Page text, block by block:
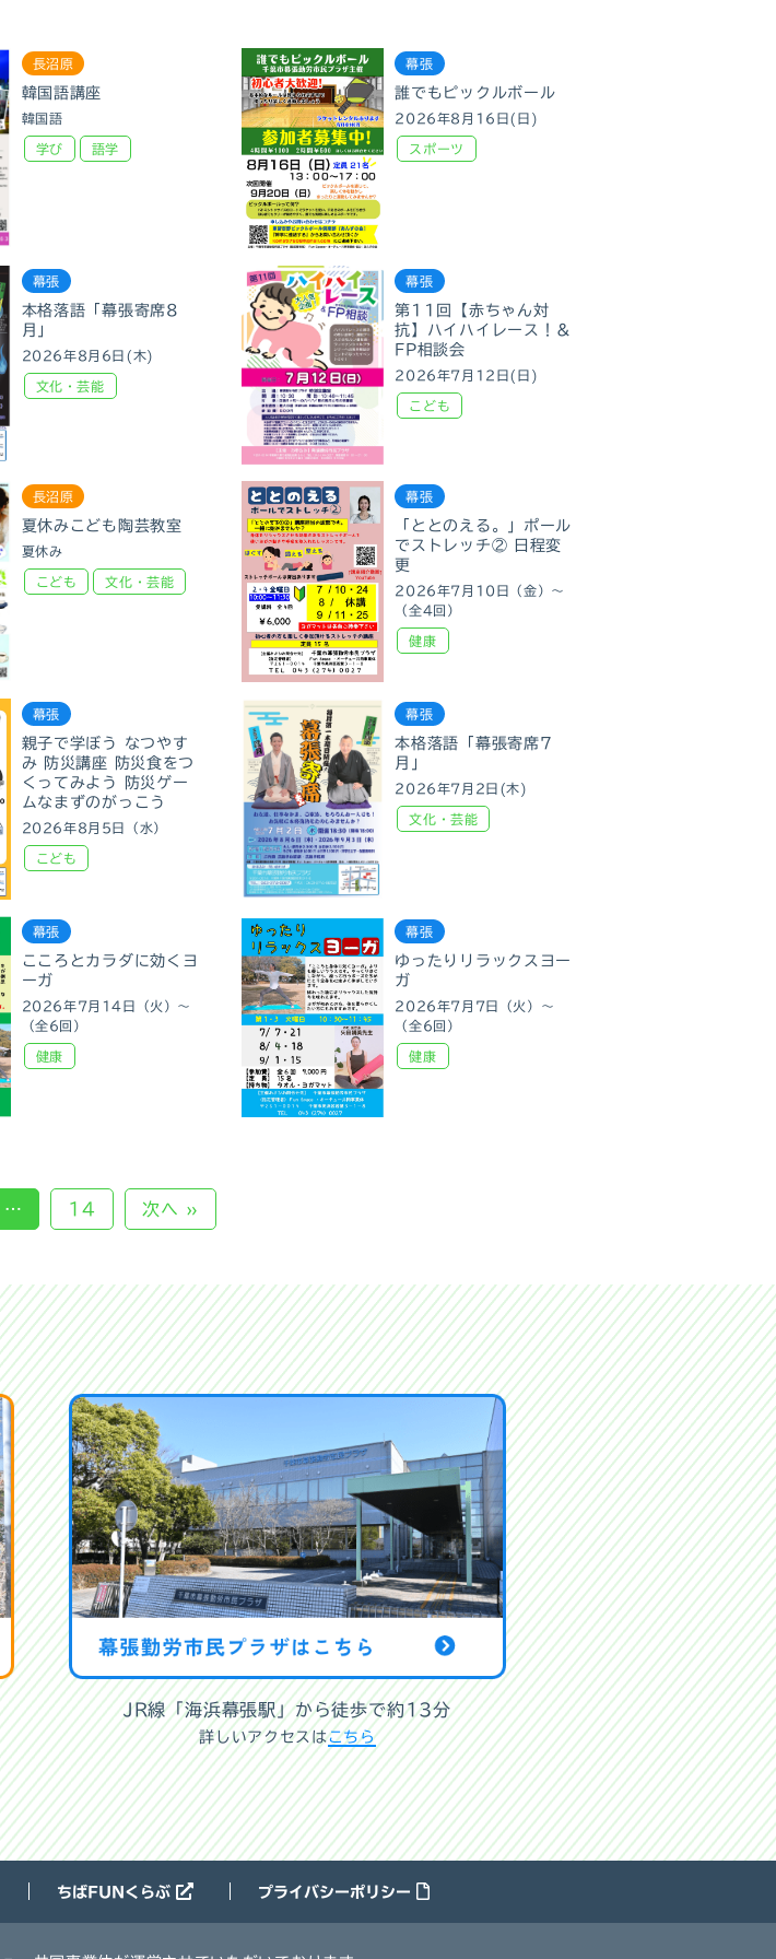
長沼原
韓国語講座
韓国語
学び 語学
幕張
誰でもピックルボール
2026年8月16日(日)
スポーツ
幕張
本格落語「幕張寄席8
月」
2026年8月6日(木)
文化・芸能
幕張
第11回【赤ちゃん対
抗】ハイハイレース！＆
FP相談会
2026年7月12日(日)
こども
長沼原
夏休みこども陶芸教室
夏休み
こども 文化・芸能
幕張
「ととのえる。」ポール
でストレッチ② 日程変
更
2026年7月10日（金）～
（全4回）
健康
幕張
親子で学ぼう なつやす
み 防災講座 防災食をつ
くってみよう 防災ゲー
ムなまずのがっこう
2026年8月5日（水）
こども
幕張
本格落語「幕張寄席7
月」
2026年7月2日(木)
文化・芸能
幕張
こころとカラダに効くヨ
ーガ
2026年7月14日（火）～
（全6回）
健康
幕張
ゆったりリラックスヨー
ガ
2026年7月7日（火）～
（全6回）
健康
… 14 次へ »
JR線「海浜幕張駅」から徒歩で約13分
詳しいアクセスはこちら
ちばFUNくらぶ プライバシーポリシー